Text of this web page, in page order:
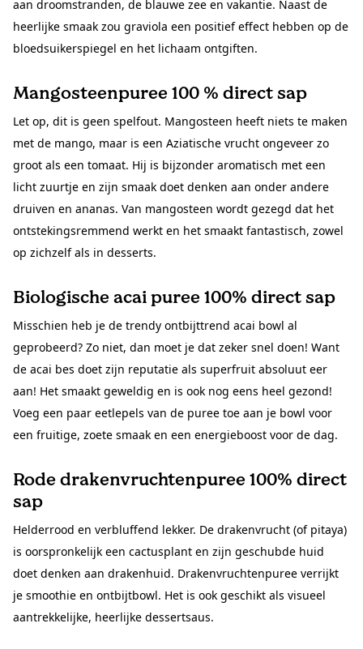
aan droomstranden, de blauwe zee en vakantie. Naast de
heerlijke smaak zou graviola een positief effect hebben op de
bloedsuikerspiegel en het lichaam ontgiften.
Mangosteenpuree 100 % direct sap
Let op, dit is geen spelfout. Mangosteen heeft niets te maken
met de mango, maar is een Aziatische vrucht ongeveer zo
groot als een tomaat. Hij is bijzonder aromatisch met een
licht zuurtje en zijn smaak doet denken aan onder andere
druiven en ananas. Van mangosteen wordt gezegd dat het
ontstekingsremmend werkt en het smaakt fantastisch, zowel
op zichzelf als in desserts.
Biologische acai puree 100% direct sap
Misschien heb je de trendy ontbijttrend acai bowl al
geprobeerd? Zo niet, dan moet je dat zeker snel doen! Want
de acai bes doet zijn reputatie als superfruit absoluut eer
aan! Het smaakt geweldig en is ook nog eens heel gezond!
Voeg een paar eetlepels van de puree toe aan je bowl voor
een fruitige, zoete smaak en een energieboost voor de dag.
Rode drakenvruchtenpuree 100% direct
sap
Helderrood en verbluffend lekker. De drakenvrucht (of pitaya)
is oorspronkelijk een cactusplant en zijn geschubde huid
doet denken aan drakenhuid. Drakenvruchtenpuree verrijkt
je smoothie en ontbijtbowl. Het is ook geschikt als visueel
aantrekkelijke, heerlijke dessertsaus.